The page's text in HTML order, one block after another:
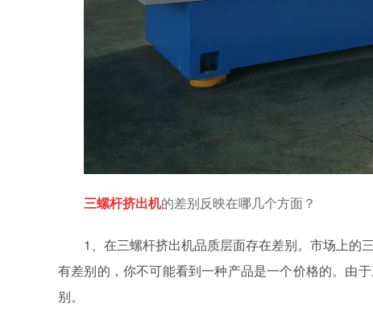
三螺杆挤出机的差别反映在哪几个方面？
1、在三螺杆挤出机品质层面存在差别。市场上的
有差别的，你不可能看到一种产品是一个价格的。由
别。